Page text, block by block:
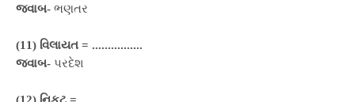
જવાબ- ભણતર
(11) વિલાયત = ................
જવાબ- પરદેશ